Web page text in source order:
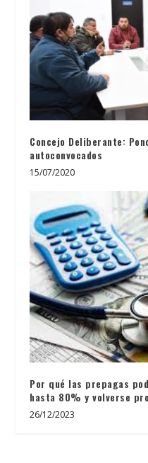
Concejo Deliberante:
autoconvocados
15/07/2020
Por qué las prepagas
hasta 80% y volverse
26/12/2023